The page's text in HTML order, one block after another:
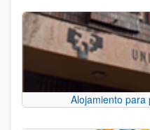
Alojamiento para